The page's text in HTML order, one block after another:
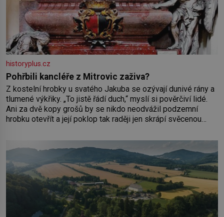
historyplus.cz
Pohřbili kancléře z Mitrovic zaživa?
Z kostelní hrobky u svatého Jakuba se ozývají dunivé rány a
tlumené výkřiky. „To jistě řádí duch,“ myslí si pověrčiví lidé.
Ani za dvě kopy grošů by se nikdo neodvážil podzemní
hrobku otevřít a její poklop tak raději jen skrápí svěcenou
mnoho let později hrobku